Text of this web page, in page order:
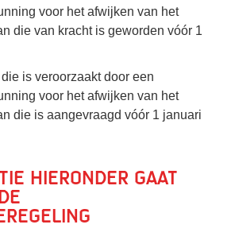
voor het afwijken van het
die van kracht is geworden vóór 1
is veroorzaakt door een
voor het afwijken van het
die is aangevraagd vóór 1 januari
hieronder gaat